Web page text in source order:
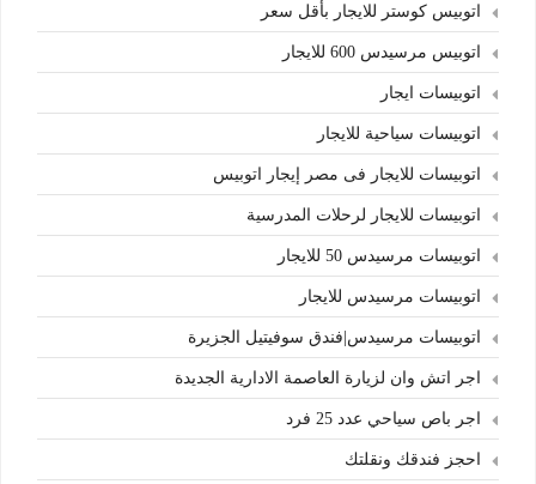
اتوبيس كوستر للايجار بأقل سعر
اتوبيس مرسيدس 600 للايجار
اتوبيسات ايجار
اتوبيسات سياحية للايجار
اتوبيسات للايجار فى مصر إيجار اتوبيس
اتوبيسات للايجار لرحلات المدرسية
اتوبيسات مرسيدس 50 للايجار
اتوبيسات مرسيدس للايجار
اتوبيسات مرسيدس|فندق سوفيتيل الجزيرة
اجر اتش وان لزيارة العاصمة الادارية الجديدة
اجر باص سياحي عدد 25 فرد
احجز فندقك ونقلتك